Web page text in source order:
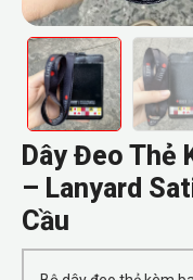
Dây Đeo Thẻ
– Lanyard
Cầu